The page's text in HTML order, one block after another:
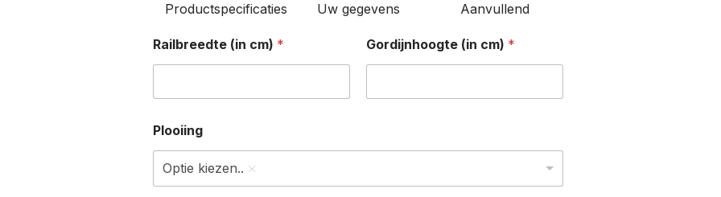
Productspecificaties Uw gegevens Aanvullend
Railbreedte (in cm) * Gordijnhoogte (in cm) *
Plooiing
Optie kiezen..